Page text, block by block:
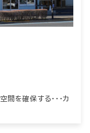
を確保する・・・カ